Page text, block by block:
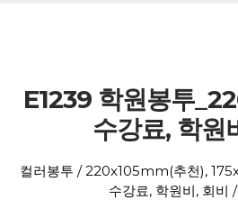
E1239 학원봉투
수강료, 학원
컬러봉투 / 220x105mm(추천),
수강료, 학원비, 회비